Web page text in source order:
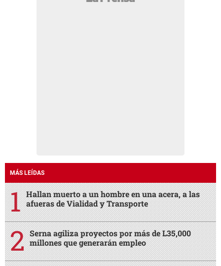
MÁS LEÍDAS
Hallan muerto a un hombre en una acera, a las
afueras de Vialidad y Transporte
Serna agiliza proyectos por más de L35,000
millones que generarán empleo